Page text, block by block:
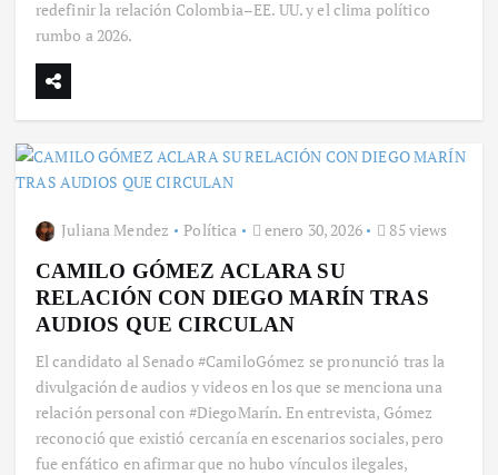
redefinir la relación Colombia–EE. UU. y el clima político
rumbo a 2026.
Juliana Mendez Política enero 30, 2026 85 views
CAMILO GÓMEZ ACLARA SU
RELACIÓN CON DIEGO MARÍN TRAS
AUDIOS QUE CIRCULAN
El candidato al Senado #CamiloGómez se pronunció tras la
divulgación de audios y videos en los que se menciona una
relación personal con #DiegoMarín. En entrevista, Gómez
reconoció que existió cercanía en escenarios sociales, pero
fue enfático en afirmar que no hubo vínculos ilegales,